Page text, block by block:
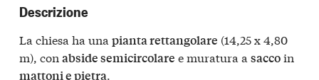
Descrizione
La chiesa ha una pianta rettangolare (14,25 x 4,80
m), con abside semicircolare e muratura a saccoin
mattoni e pietra.